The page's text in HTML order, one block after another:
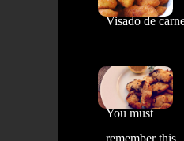
Visado de
You must
remember this